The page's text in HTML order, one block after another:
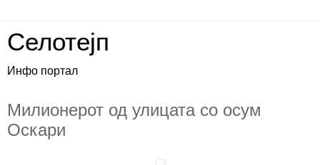
Селотејп
Инфо портал
Милионерот од улицата со осум
Оскари